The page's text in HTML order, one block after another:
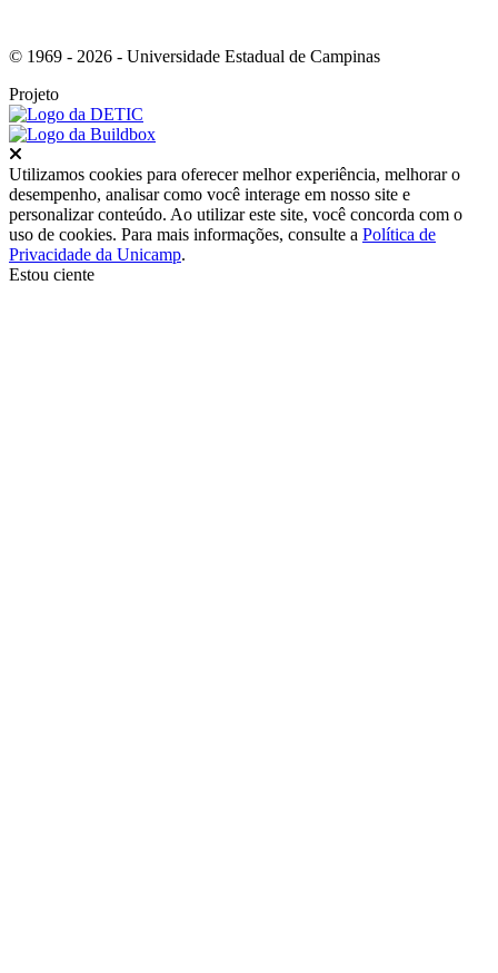
© 1969 - 2026 - Universidade Estadual de Campinas
Projeto
Utilizamos cookies para oferecer melhor experiência, melhorar o
desempenho, analisar como você interage em nosso site e
personalizar conteúdo. Ao utilizar este site, você concorda com o
uso de cookies. Para mais informações, consulte a Política de
Privacidade da Unicamp.
Estou ciente